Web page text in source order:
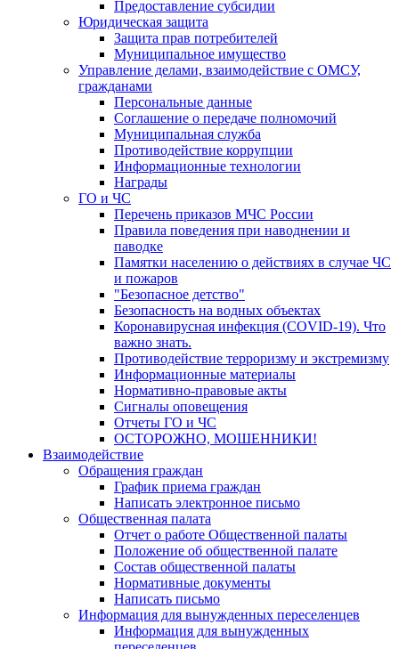
Предоставление субсидии
Юридическая защита
Защита прав потребителей
Муниципальное имущество
Управление делами, взаимодействие с ОМСУ,
гражданами
Персональные данные
Соглашение о передаче полномочий
Муниципальная служба
Противодействие коррупции
Информационные технологии
Награды
ГО и ЧС
Перечень приказов МЧС России
Правила поведения при наводнении и
паводке
Памятки населению о действиях в случае ЧС
и пожаров
"Безопасное детство"
Безопасность на водных объектах
Коронавирусная инфекция (COVID-19). Что
важно знать.
Противодействие терроризму и экстремизму
Информационные материалы
Нормативно-правовые акты
Сигналы оповещения
Отчеты ГО и ЧС
ОСТОРОЖНО, МОШЕННИКИ!
Взаимодействие
Обращения граждан
График приема граждан
Написать электронное письмо
Общественная палата
Отчет о работе Общественной палаты
Положение об общественной палате
Состав общественной палаты
Нормативные документы
Написать письмо
Информация для вынужденных переселенцев
Информация для вынужденных